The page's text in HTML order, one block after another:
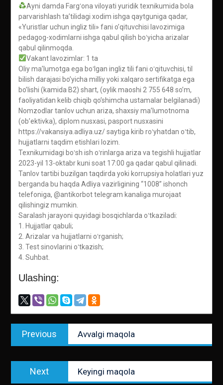
Ayni damda Fargʻona viloyati yuridik texnikumida bola
parvarishlash ta’tilidagi xodim ishga qaytguniga qadar,
«Yuristlar uchun ingliz tili» fani o’qituvchisi lavozimiga
pedagog-xodimlarni ishga qabul qilish boʻyicha arizalar
qabul qilinmoqda.
Vakant lavozimlar: 1 ta
Oliy maʼlumotga ega boʻlgan ingliz tili fani oʻqituvchisi, til
bilish darajasi bo’yicha milliy yoki xalqaro sertifikatga ega
bo’lishi (kamida B2) shart, (oylik maoshi 2 755 648 so’m,
faoliyatidan kelib chiqib qo’shimcha ustamalar belgilanadi)
Nomzodlar tanlov uchun ariza, shaxsiy maʼlumotnoma
(obʼektivka), diplom nusxasi, pasport nusxasini
https://vakansiya.adliya.uz/ saytiga kirib roʻyhatdan oʻtib,
hujjatlarni taqdim etishlari lozim.
Texnikumidagi boʻsh ish oʻrinlarga ariza va tegishli hujjatlar
2023-yil 13-oktabr kuni soat 17:00 ga qadar qabul qilinadi.
Tanlov tartibi buzilgan taqdirda yoki korrupsiya holatlari yuz
berganda bu haqda Adliya vazirligining “1008” ishonch
telefoniga, @antikorbot telegram kanaliga murojaat
qilishingiz mumkin.
Saralash jarayoni quyidagi bosqichlarda oʻtkaziladi:
1. Hujjatlar qabuli;
2. Arizalar va hujjatlarni oʻrganish;
3. Test sinovlarini oʻtkazish;
4. Suhbat.
Ulashing:
Post
menyusi
Previous
post:
Avvalgi maqola
Next
post:
Keyingi maqola